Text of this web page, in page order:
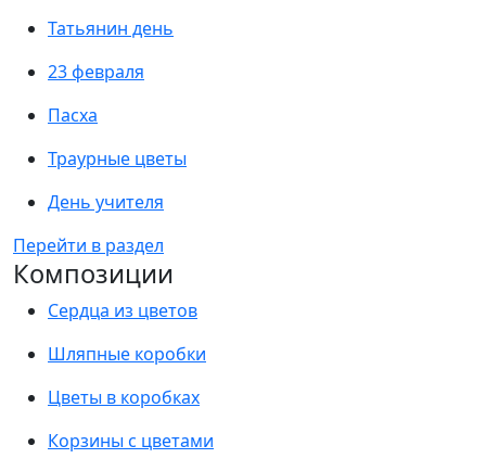
Татьянин день
23 февраля
Пасха
Траурные цветы
День учителя
Перейти в раздел
Композиции
Сердца из цветов
Шляпные коробки
Цветы в коробках
Корзины с цветами